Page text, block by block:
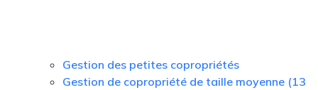
Gestion des petites copropriétés
Gestion de copropriété de taille moyenne (13